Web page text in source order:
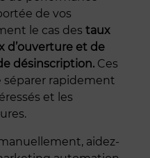
de vos
le cas des taux
d’ouverture et de
désinscription.Ces
séparer rapidement
et les
aidez-